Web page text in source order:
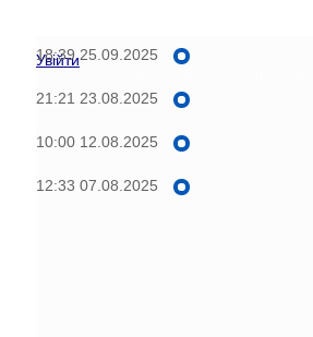
Увійти
18:3925.09.2025
21:21 23.08.2025
10:00 12.08.2025
12:33 07.08.2025